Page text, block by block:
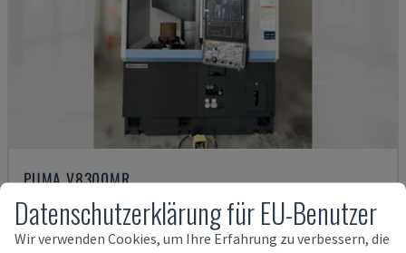
PUMA V8300MR
DN SOLUTIONS - VERTIKAL-DREHMASCHINE
DEUTSCHLAND 2023
Datenschutzerklärung für EU-Benutzer
Wir verwenden Cookies, um Ihre Erfahrung zu verbessern, die